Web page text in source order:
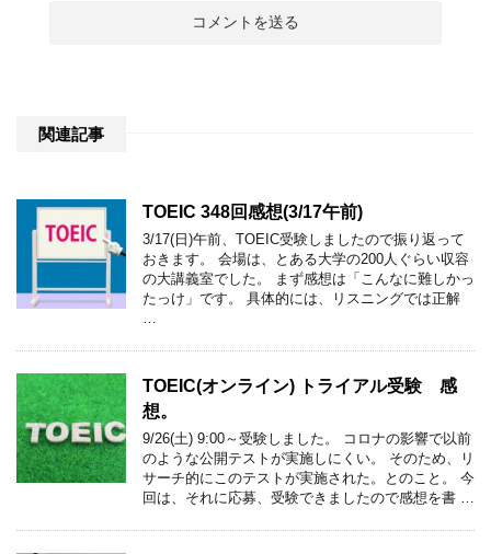
関連記事
TOEIC 348回感想(3/17午前)
3/17(日)午前、TOEIC受験しましたので振り返って
おきます。 会場は、とある大学の200人ぐらい収容
の大講義室でした。 まず感想は「こんなに難しかっ
たっけ」です。 具体的には、リスニングでは正解
TOEIC(オンライン) トライアル受験 感
想。
9/26(土) 9:00～受験しました。 コロナの影響で以前
のような公開テストが実施しにくい。 そのため、リ
サーチ的にこのテストが実施された。とのこと。 今
回は、それに応募、受験できましたので感想を書 …